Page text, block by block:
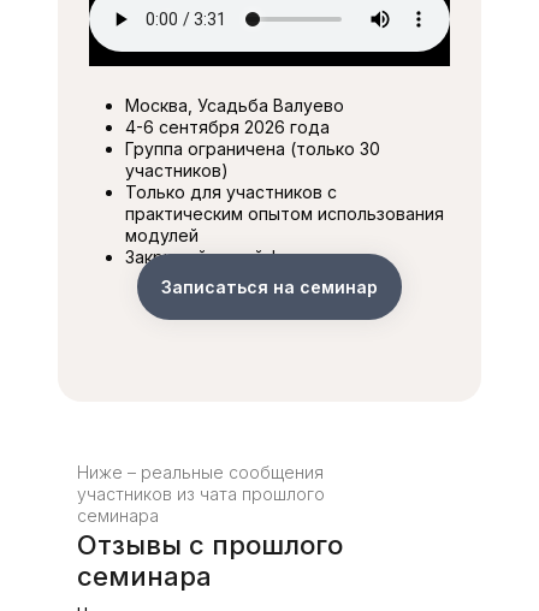
Москва, Усадьба Валуево
4-6 сентября 2026 года
Группа ограничена (только 30
участников)
Только для участников с
практическим опытом использования
модулей
Закрытый очный формат
Записаться на семинар
Ниже – реальные сообщения
участников из чата прошлого
семинара
Отзывы с прошлого
семинара